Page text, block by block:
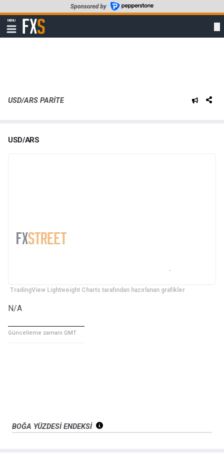
to
main
content
MENU
Show
navigation
FXStreet
USD/ARS PARITE
USD/ARS
TradingView Lightweight Charts tarafından hazırlanan grafikler
N/A
Güncelleme zamanı GMT
BOĞA YÜZDESİ ENDEKSİ